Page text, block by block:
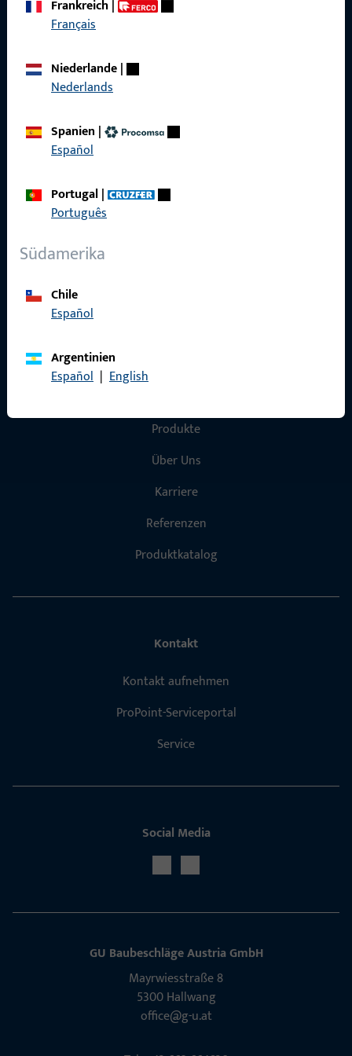
zuverlässig.
Kontaktieren Sie uns
Frankreich|
Français
Niederlande|
Nederlands
Spanien |
Español
Portugal|
Português
Südamerika
Chile
Español
Argentinien
Español | English
Allgemeines
Produkte
Über Uns
Karriere
Referenzen
Produktkatalog
Kontakt
Kontakt aufnehmen
ProPoint-Serviceportal
Service
Social Media
GU Baubeschläge Aus­tria GmbH
Mayrwies­straße 8
5300 Hall­wang
office@g-u.at